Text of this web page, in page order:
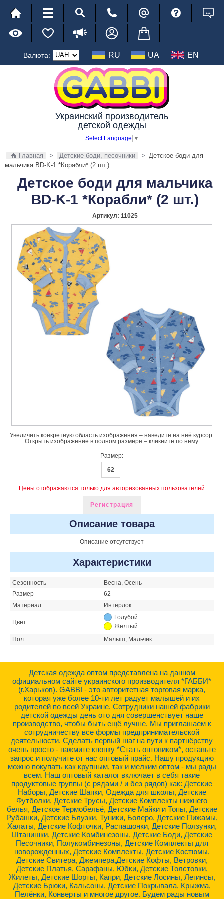
Валюта: RU UA EN
Украинский производитель
детской одежды
Select Language ▼
Главная > Детские боди, песочники > Детское боди для
мальчика BD-K-1 *Корабли* (2 шт.)
Детское боди для мальчика
BD-K-1 *Корабли* (2 шт.)
Артикул: 11025
Увеличить конкретную область изображения – наведите на неё курсор.
Открыть изображение в полном размере – кликните по нему.
Размер:
62
Цены отображаются только для авторизованных пользователей
Регистрация
Описание товара
Описание отсутствует
Характеристики
Сезонность
Весна, Осень
Размер
62
Материал
Интерлок
Цвет
Голубой
Желтый
Пол
Малыш, Мальчик
Детская одежда оптом представлена на данном
официальном сайте украинского производителя *ГАББИ*
(г.Харьков). GABBI - это авторитетная торговая марка,
которая уже более 10-ти лет радует малышей и их
родителей по всей Украине. Сотрудники нашей фабрики
детской одежды день ото дня совершенствует наше
производство, чтобы быть ещё лучше. Мы приглашаем к
сотрудничеству все формы предпринимательской
деятельности. Сделать первый шаг на пути к партнёрству
очень просто - нажмите кнопку *Стать оптовиком*, оставьте
запрос и получите от нас оптовый прайс. Нашу продукцию
можно покупать как крупным, так и мелким оптом - мы рады
всем. Наш оптовый каталог включает в себя такие
продуктовые группы (с рядами / и без рядов) как: Детские
Наборы, Детские Шапки, Одежда для школы, Детские
Футболки, Детские Трусы, Детские Комплекты нижнего
белья, Детское Термобельё, Детские Майки и Топы, Детские
Рубашки, Детские Блузки, Туники, Болеро, Детские Пижамы,
Халаты, Детские Кофточки, Распашонки, Детские Ползунки,
Штанишки, Детские Комбинезоны, Детские Боди, Детские
Песочники, Полукомбинезоны, Детские Комплекты для
новорожденных, Детские Комплекты, Детские Костюмы,
Детские Свитера, Джемпера,Детские Кофты, Ветровки,
Детские Платья, Сарафаны, Юбки, Детские Толстовки,
Жилеты, Детские Шорты, Капри, Детские Лосины, Легинсы,
Детские Брюки, Кальсоны, Детские Покрывала, Крыжма,
Пелёнки, Конверты и многое другое. Будем рады новым